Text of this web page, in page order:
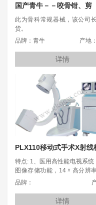
国产青牛－－咬骨钳、剪
此为骨科常规器械，该公司
货。
品牌：青牛
产地
详情
PLX110移动式手术X射线
特点: 1、医用高性能电视系统，8幅
图像存储功能，14〃高分辨
器2台； 2、具有透视KV自动跟踪功
品牌：
详情